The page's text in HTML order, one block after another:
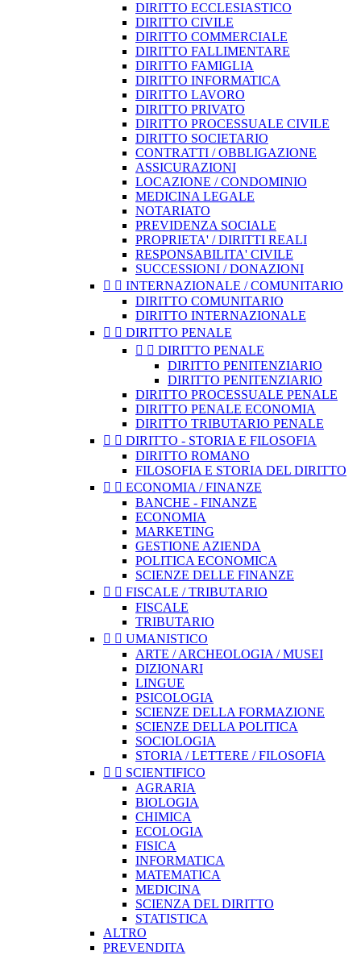
DIRITTO ECCLESIASTICO
DIRITTO CIVILE
DIRITTO COMMERCIALE
DIRITTO FALLIMENTARE
DIRITTO FAMIGLIA
DIRITTO INFORMATICA
DIRITTO LAVORO
DIRITTO PRIVATO
DIRITTO PROCESSUALE CIVILE
DIRITTO SOCIETARIO
CONTRATTI / OBBLIGAZIONE
ASSICURAZIONI
LOCAZIONE / CONDOMINIO
MEDICINA LEGALE
NOTARIATO
PREVIDENZA SOCIALE
PROPRIETA' / DIRITTI REALI
RESPONSABILITA' CIVILE
SUCCESSIONI / DONAZIONI
  INTERNAZIONALE / COMUNITARIO
DIRITTO COMUNITARIO
DIRITTO INTERNAZIONALE
  DIRITTO PENALE
  DIRITTO PENALE
DIRITTO PENITENZIARIO
DIRITTO PENITENZIARIO
DIRITTO PROCESSUALE PENALE
DIRITTO PENALE ECONOMIA
DIRITTO TRIBUTARIO PENALE
  DIRITTO - STORIA E FILOSOFIA
DIRITTO ROMANO
FILOSOFIA E STORIA DEL DIRITTO
  ECONOMIA / FINANZE
BANCHE - FINANZE
ECONOMIA
MARKETING
GESTIONE AZIENDA
POLITICA ECONOMICA
SCIENZE DELLE FINANZE
  FISCALE / TRIBUTARIO
FISCALE
TRIBUTARIO
  UMANISTICO
ARTE / ARCHEOLOGIA / MUSEI
DIZIONARI
LINGUE
PSICOLOGIA
SCIENZE DELLA FORMAZIONE
SCIENZE DELLA POLITICA
SOCIOLOGIA
STORIA / LETTERE / FILOSOFIA
  SCIENTIFICO
AGRARIA
BIOLOGIA
CHIMICA
ECOLOGIA
FISICA
INFORMATICA
MATEMATICA
MEDICINA
SCIENZA DEL DIRITTO
STATISTICA
ALTRO
PREVENDITA